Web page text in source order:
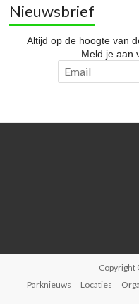
Nieuwsbrief
Altijd op de hoogte van
Meld je aan
Copyright
Parknieuws
Locaties